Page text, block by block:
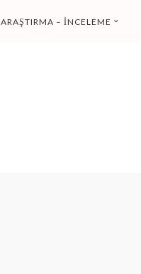
ARAŞTIRMA – İNCELEME